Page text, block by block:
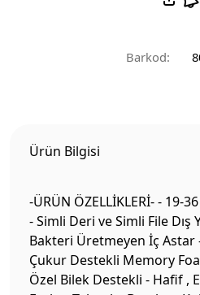
Barkod:
Ürün Bilgisi
-ÜRÜN ÖZELLİKLERİ- - 19-
- Simli Deri ve Simli File Dış
Bakteri Üretmeyen İç Astar
Çukur Destekli Memory
Özel Bilek Destekli - Hafif ,